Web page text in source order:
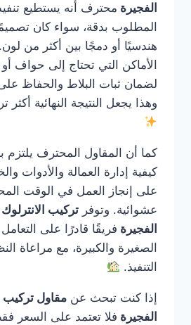
الفجيرة محترف أنه يستطيع
المطلوب بدقة، سواء كان
هندسيًا أو دمجًا بين أكثر من
الأماكن التي تحتاج إلى حواف
لضمان ثبات البلاط والحفاظ
وهذا يجعل النتيجة النهائية أكثر
كما أن المقاول المحترف يلتزم
كيفية إدارة العمالة والأدوات
على إنجاز العمل في الوقت
عشوائية. وتوفر تركيب
الفجيرة فريقًا قادرًا على
الصغيرة والكبيرة، مع مراعاة
التنفيذ.
إذا كنت تبحث عن مقاول تركيب
الفجيرة فلا تعتمد على السعر